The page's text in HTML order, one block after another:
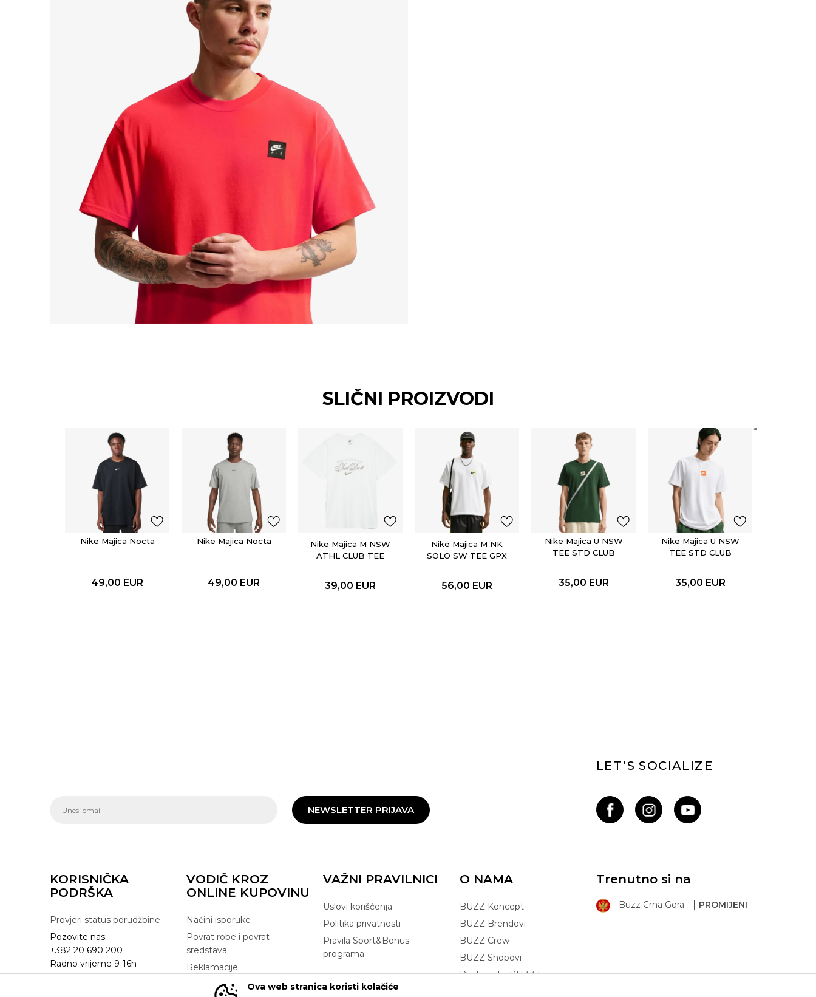
SLIČNI PROIZVODI
Nike Majica Nocta
49,00 EUR
Nike Majica Nocta
49,00 EUR
Nike Majica M NSW
ATHL CLUB TEE
39,00 EUR
Nike Majica M NK
SOLO SW TEE GPX
56,00 EUR
Nike Majica U NSW
TEE STD CLUB
35,00 EUR
Nike Majica U NSW
TEE STD CLUB
35,00 EUR
NEWSLETTER PRIJAVA
LET’S SOCIALIZE
KORISNIČKA
PODRŠKA
Provjeri status porudžbine
Pozovite nas:
+382 20 690 200
Radno vrijeme 9-16h
online@buzzsneakers.me
VODIČ KROZ
ONLINE KUPOVINU
Načini isporuke
Povrat robe i povrat
sredstava
Reklamacije
Zamjena artikla
VAŽNI PRAVILNICI
Uslovi korišćenja
Politika privatnosti
Pravila Sport&Bonus
programa
O NAMA
BUZZ Koncept
BUZZ Brendovi
BUZZ Crew
BUZZ Shopovi
Postani dio BUZZ tima
Trenutno si na
Buzz Crna Gora PROMIJENI
Ova web stranica koristi kolačiće